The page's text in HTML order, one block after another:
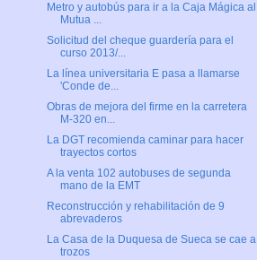
Metro y autobús para ir a la Caja Mágica al
Mutua ...
Solicitud del cheque guardería para el
curso 2013/...
La línea universitaria E pasa a llamarse
'Conde de...
Obras de mejora del firme en la carretera
M-320 en...
La DGT recomienda caminar para hacer
trayectos cortos
A la venta 102 autobuses de segunda
mano de la EMT
Reconstrucción y rehabilitación de 9
abrevaderos
La Casa de la Duquesa de Sueca se cae a
trozos